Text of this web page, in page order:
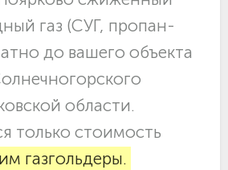
газ (СУГ, пропан-
до вашего объекта
области.
только стоимость
газгольдеры.